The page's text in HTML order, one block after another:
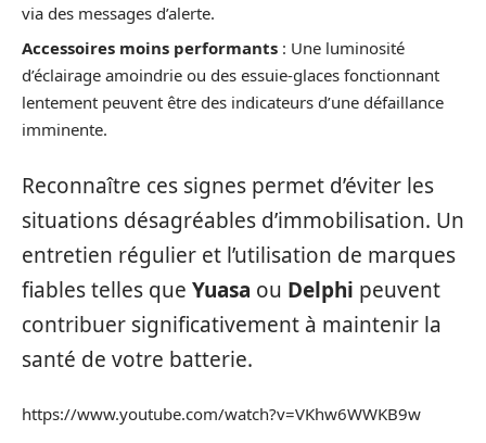
via des messages d’alerte.
Accessoires moins performants : Une luminosité
d’éclairage amoindrie ou des essuie-glaces fonctionnant
lentement peuvent être des indicateurs d’une défaillance
imminente.
Reconnaître ces signes permet d’éviter les
situations désagréables d’immobilisation. Un
entretien régulier et l’utilisation de marques
fiables telles que Yuasa ou Delphi peuvent
contribuer significativement à maintenir la
santé de votre batterie.
https://www.youtube.com/watch?v=VKhw6WWKB9w